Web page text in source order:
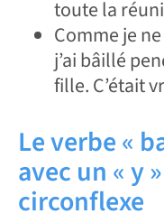
toute la
Comme je
j’ai bâillé
fille. C’était
Le verbe «
avec un « y
circonflexe